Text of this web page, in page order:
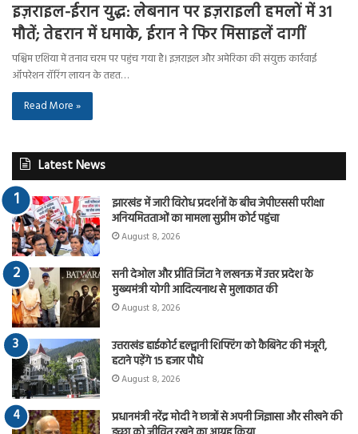
इज़राइल-ईरान युद्ध: लेबनान पर इज़राइली हमलों में 31
मौतें; तेहरान में धमाके, ईरान ने फिर मिसाइलें दागीं
पश्चिम एशिया में तनाव चरम पर पहुंच गया है। इज़राइल और अमेरिका की संयुक्त कार्रवाई
ऑपरेशन रॉरिंग लायन के तहत…
Read More »
Latest News
झारखंड में जारी विरोध प्रदर्शनों के बीच जेपीएससी परीक्षा
अनियमितताओं का मामला सुप्रीम कोर्ट पहुंचा
August 8, 2026
सनी देओल और प्रीति जिंटा ने लखनऊ में उत्तर प्रदेश के
मुख्यमंत्री योगी आदित्यनाथ से मुलाकात की
August 8, 2026
उत्तराखंड हाईकोर्ट हल्द्वानी शिफ्टिंग को कैबिनेट की मंजूरी,
हटाने पड़ेंगे 15 हजार पौधे
August 8, 2026
प्रधानमंत्री नरेंद्र मोदी ने छात्रों से अपनी जिज्ञासा और सीखने की